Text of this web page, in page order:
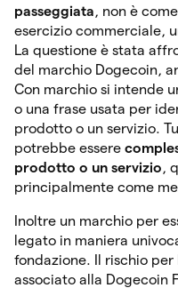
passeggiata, non è
esercizio commerciale,
La questione è stata
del marchio Dogecoin,
Con marchio si intende
o una frase usata per
prodotto o un servizio.
potrebbe essere
prodotto o un servizio,
principalmente come
Inoltre un marchio per
legato in maniera
fondazione. Il rischio per
associato alla Dogecoin